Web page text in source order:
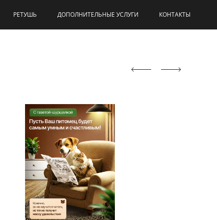
РЕТУШЬ ДОПОЛНИТЕЛЬНЫЕ УСЛУГИ КОНТАКТЫ